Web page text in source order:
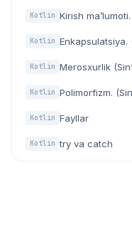
Kotlin Kirish
Kotlin Enkapsulatsiya.
Kotlin Merosxurlik
Kotlin Polimorfizm.
Kotlin Fayllar
Kotlin try va catch